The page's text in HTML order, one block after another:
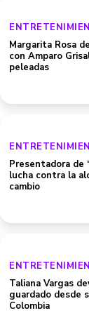
Margarita Rosa
con Amparo
peleadas
Presentadora de
lucha contra la
cambio
Taliana Vargas
guardado desde
Colombia